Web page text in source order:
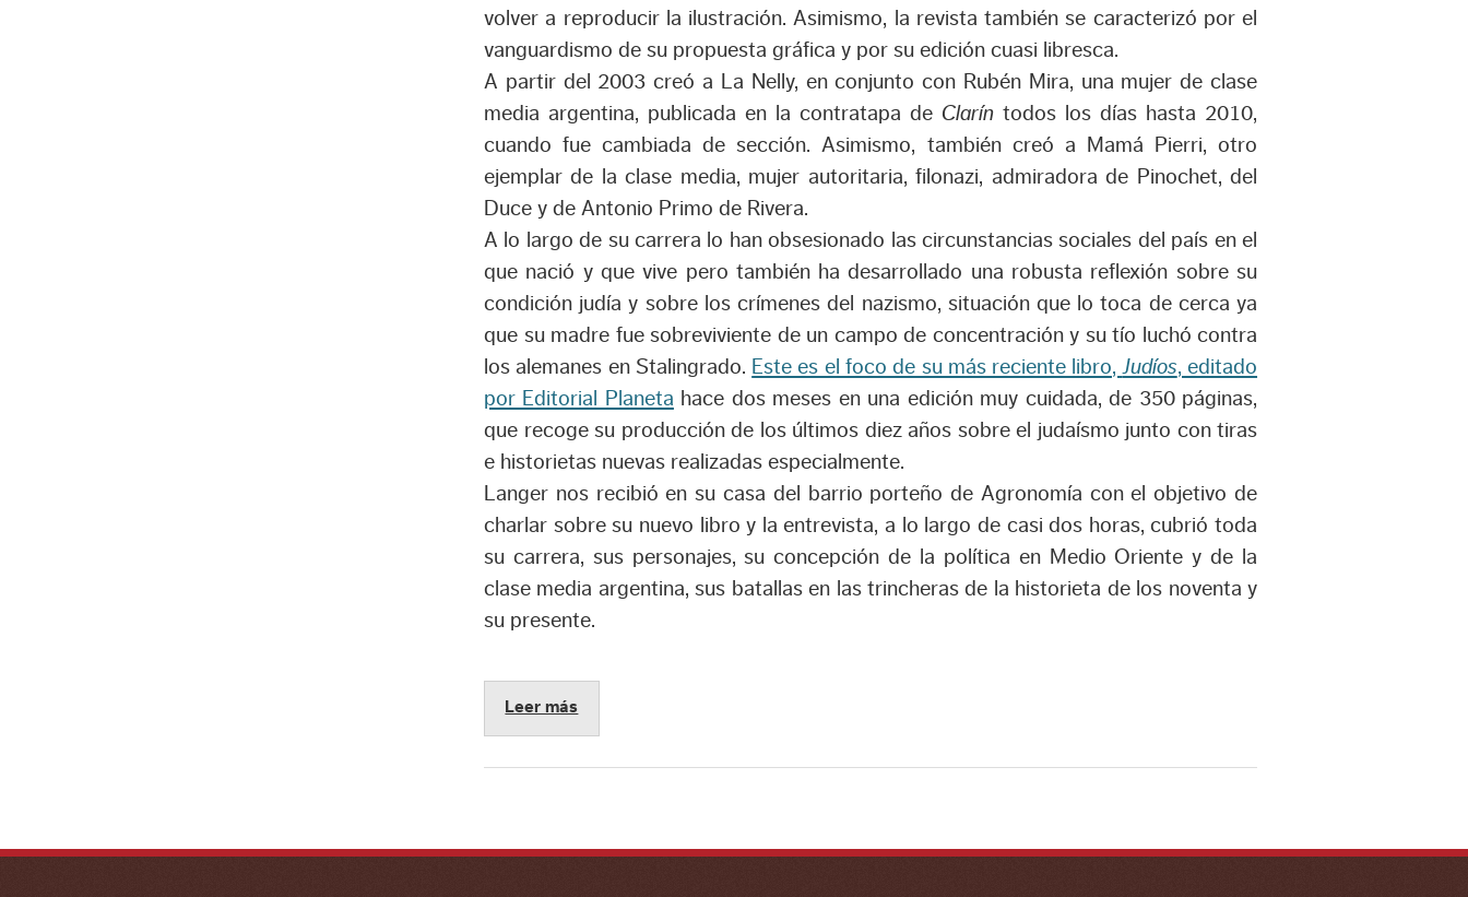
volver a reproducir la ilustración. Asimismo, la revista también se caracterizó por el
vanguardismo de su propuesta gráfica y por su edición cuasi libresca.
A partir del 2003 creó a La Nelly, en conjunto con Rubén Mira, una mujer de clase
media argentina, publicada en la contratapa de Clarín todos los días hasta 2010,
cuando fue cambiada de sección. Asimismo, también creó a Mamá Pierri, otro
ejemplar de la clase media, mujer autoritaria, filonazi, admiradora de Pinochet, del
Duce y de Antonio Primo de Rivera.
A lo largo de su carrera lo han obsesionado las circunstancias sociales del país en el
que nació y que vive pero también ha desarrollado una robusta reflexión sobre su
condición judía y sobre los crímenes del nazismo, situación que lo toca de cerca ya
que su madre fue sobreviviente de un campo de concentración y su tío luchó contra
los alemanes en Stalingrado. Este es el foco de su más reciente libro,Judíos, editado
por Editorial Planeta hace dos meses en una edición muy cuidada, de 350 páginas,
que recoge su producción de los últimos diez años sobre el judaísmo junto con tiras
e historietas nuevas realizadas especialmente.
Langer nos recibió en su casa del barrio porteño de Agronomía con el objetivo de
charlar sobre su nuevo libro y la entrevista, a lo largo de casi dos horas, cubrió toda
su carrera, sus personajes, su concepción de la política en Medio Oriente y de la
clase media argentina, sus batallas en las trincheras de la historieta de los noventa y
su presente.
Leer más